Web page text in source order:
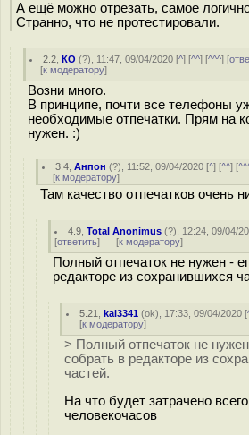
А ещё можно отрезать, самое
Странно, что не протестировали.
2.2 ,КО (?), 11:47, 09/04/2020 [^] [^^] [^^^] [
[к модератору]
Возни много.
В принципе, почти все телефоны
необходимые отпечатки. Прям на
нужен. :)
3.4 ,Анпон (?), 11:52, 09/04/2020 [^] [^^] [
[к модератору]
Там качество отпечатков очень
4.9 ,Total Anonimus (?), 12:24, 09/04/
[ответить] [к модератору]
Полный отпечаток не нужен -
редакторе из сохранившихся
5.21 ,kai3341 (ok), 17:33, 09/04/2020 [
[к модератору]
> Полный отпечаток не
собрать в редакторе из
частей.
На что будет затрачено
человекочасов